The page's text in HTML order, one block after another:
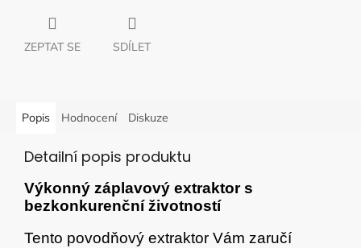
ZEPTAT SE SDÍLET
Popis Hodnocení Diskuze
Detailní popis produktu
Výkonný záplavový extraktor s
bezkonkurenční životností
Tento povodňový extraktor Vám zaručí